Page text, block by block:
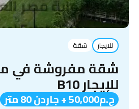
للايجار شقة
شقة مفروشة في
للإيجار B10
ج.م50,000 + جاردن 80 متر